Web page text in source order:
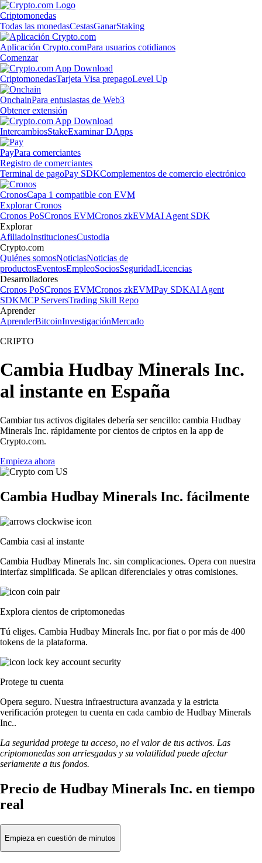
Criptomonedas
Todas las monedasCestasGanarStaking
Aplicación Crypto.comPara usuarios cotidianos
Comenzar
CriptomonedasTarjeta Visa prepagoLevel Up
OnchainPara entusiastas de Web3
Obtener extensión
IntercambiosStakeExaminar DApps
PayPara comerciantes
Registro de comerciantes
Terminal de pagoPay SDKComplementos de comercio electrónico
CronosCapa 1 compatible con EVM
Explorar Cronos
Cronos PoSCronos EVMCronos zkEVMAI Agent SDK
Explorar
AfiliadoInstitucionesCustodia
Crypto.com
Quiénes somosNoticiasNoticias de
productosEventosEmpleoSociosSeguridadLicencias
Desarrolladores
Cronos PoSCronos EVMCronos zkEVMPay SDKAI Agent
SDKMCP ServersTrading Skill Repo
Aprender
AprenderBitcoinInvestigaciónMercado
CRIPTO
Cambia Hudbay Minerals Inc.
al instante en España
Cambiar tus activos digitales debería ser sencillo: cambia Hudbay
Minerals Inc. rápidamente por cientos de criptos en la app de
Crypto.com.
Empieza ahora
Cambia Hudbay Minerals Inc. fácilmente
Cambia casi al instante
Cambia Hudbay Minerals Inc. sin complicaciones. Opera con nuestra
interfaz simplificada. Se aplican diferenciales y otras comisiones.
Explora cientos de criptomonedas
Tú eliges. Cambia Hudbay Minerals Inc. por fiat o por más de 400
tokens de la plataforma.
Protege tu cuenta
Opera seguro. Nuestra infraestructura avanzada y la estricta
verificación protegen tu cuenta en cada cambio de Hudbay Minerals
Inc..
La seguridad protege tu acceso, no el valor de tus activos. Las
criptomonedas son arriesgadas y su volatilidad puede afectar
seriamente a tus fondos.
Precio de Hudbay Minerals Inc. en tiempo
real
Empieza en cuestión de minutos